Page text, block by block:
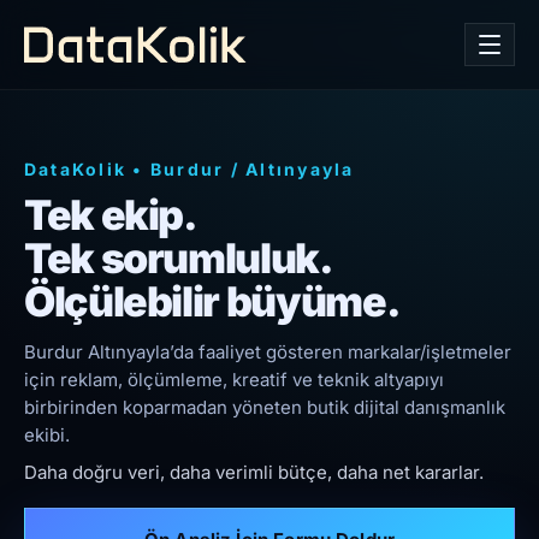
DataKolik • Burdur /Altınyayla
Tek ekip.
Tek sorumluluk.
Ölçülebilir büyüme.
Burdur Altınyayla’da faaliyet gösteren markalar/işletmeler
için reklam, ölçümleme, kreatif ve teknik altyapıyı
birbirinden koparmadan yöneten butik dijital danışmanlık
ekibi.
Daha doğru veri, daha verimli bütçe, daha net kararlar.